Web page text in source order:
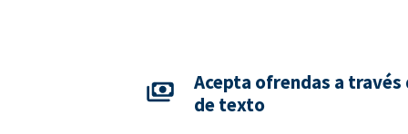
Acepta ofrendas a través
de texto